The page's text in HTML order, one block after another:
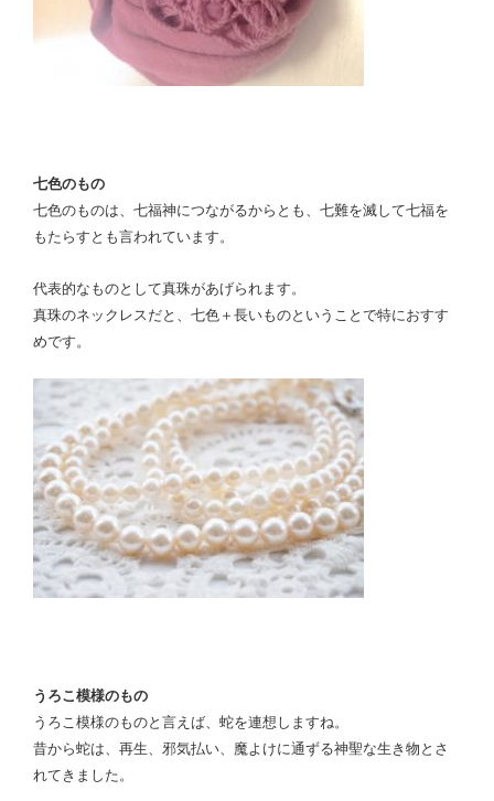
七色のもの
七色のものは、七福神につながるからとも、七難を滅して七福を
もたらすとも言われています。
代表的なものとして真珠があげられます。
真珠のネックレスだと、七色＋長いものということで特におすす
めです。
うろこ模様のもの
うろこ模様のものと言えば、蛇を連想しますね。
昔から蛇は、再生、邪気払い、魔よけに通ずる神聖な生き物とさ
れてきました。